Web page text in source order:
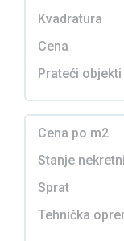
Kvadratura
Cena
Prateći objekti
Cena po m2
Stanje
Sprat
Tehnička